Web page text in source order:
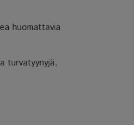
huomattavia
turvatyynyjä,